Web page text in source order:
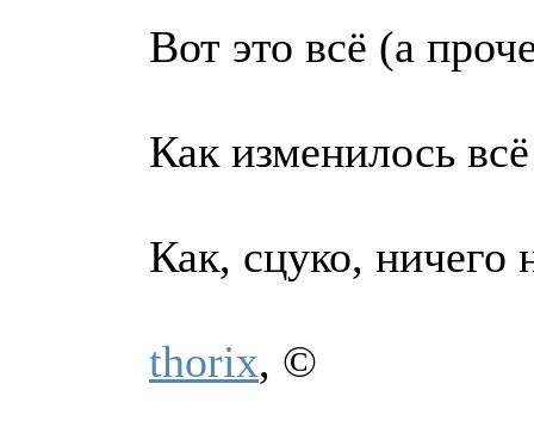
Вот это всё (а
Как изменилось
Как, сцуко, ничего
thorix, ©